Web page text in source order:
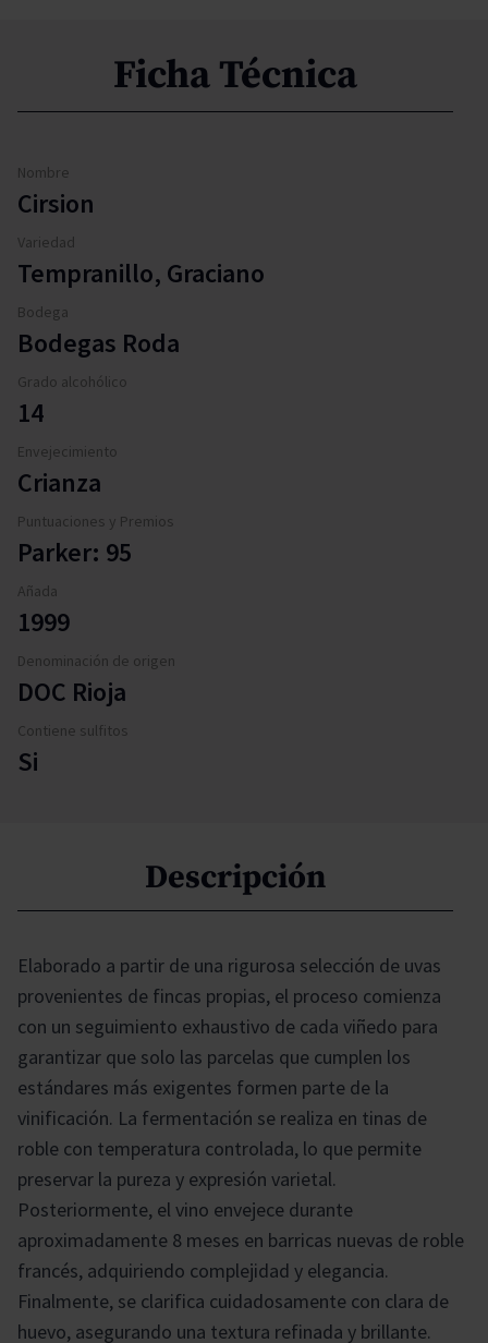
Ficha Técnica
Nombre
Cirsion
Variedad
Tempranillo, Graciano
Bodega
Bodegas Roda
Grado alcohólico
14
Envejecimiento
Crianza
Puntuaciones y Premios
Parker: 95
Añada
1999
Denominación de origen
DOC Rioja
Contiene sulfitos
Si
Descripción
Elaborado a partir de una rigurosa selección de uvas
provenientes de fincas propias, el proceso comienza
con un seguimiento exhaustivo de cada viñedo para
garantizar que solo las parcelas que cumplen los
estándares más exigentes formen parte de la
vinificación. La fermentación se realiza en tinas de
roble con temperatura controlada, lo que permite
preservar la pureza y expresión varietal.
Posteriormente, el vino envejece durante
aproximadamente 8 meses en barricas nuevas de roble
francés, adquiriendo complejidad y elegancia.
Finalmente, se clarifica cuidadosamente con clara de
huevo, asegurando una textura refinada y brillante.